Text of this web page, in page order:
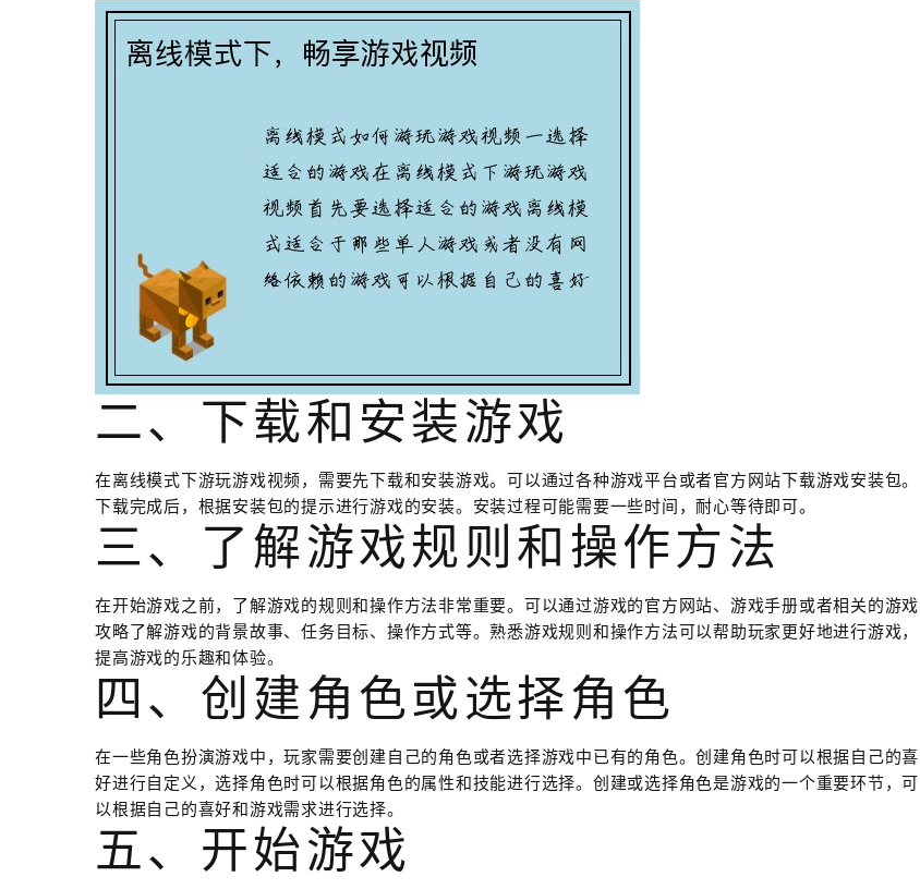
二、下载和安装游戏
在离线模式下游玩游戏视频，需要先下载和安装游戏。可以通过各种游戏平台或者官方网站下载游戏安装包。
下载完成后，根据安装包的提示进行游戏的安装。安装过程可能需要一些时间，耐心等待即可。
三、了解游戏规则和操作方法
在开始游戏之前，了解游戏的规则和操作方法非常重要。可以通过游戏的官方网站、游戏手册或者相关的游戏
攻略了解游戏的背景故事、任务目标、操作方式等。熟悉游戏规则和操作方法可以帮助玩家更好地进行游戏，
提高游戏的乐趣和体验。
四、创建角色或选择角色
在一些角色扮演游戏中，玩家需要创建自己的角色或者选择游戏中已有的角色。创建角色时可以根据自己的喜
好进行自定义，选择角色时可以根据角色的属性和技能进行选择。创建或选择角色是游戏的一个重要环节，可
以根据自己的喜好和游戏需求进行选择。
五、开始游戏